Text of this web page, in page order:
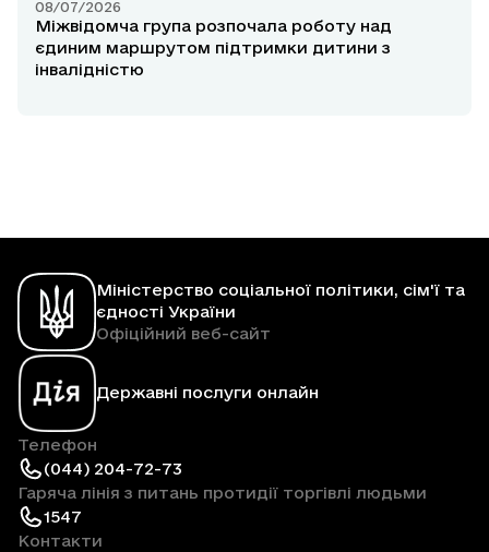
08/07/2026
Міжвідомча група розпочала роботу над
єдиним маршрутом підтримки дитини з
інвалідністю
Міністерство соціальної політики, сім'ї та
єдності України
Офіційний веб-сайт
Державні послуги онлайн
Телефон
(044) 204-72-73
Гаряча лінія з питань протидії торгівлі людьми
1547
Контакти